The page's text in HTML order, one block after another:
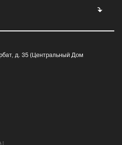
д. 35 (Центральный Дом